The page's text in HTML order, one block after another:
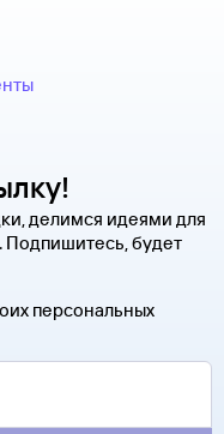
делимся идеями для
Подпишитесь, будет
персональных